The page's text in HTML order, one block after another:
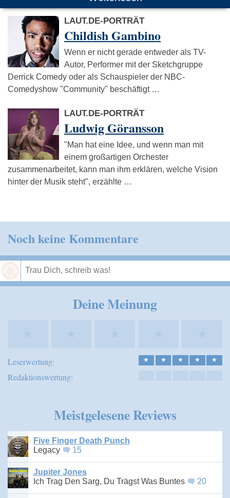
LAUT.DE-PORTRÄT
Childish Gambino
Wenn er nicht gerade entweder als TV-
Autor, Performer mit der Sketchgruppe
Derrick Comedy oder als Schauspieler der NBC-
Comedyshow "Community" beschäftigt …
LAUT.DE-PORTRÄT
Ludwig Göransson
"Man hat eine Idee, und wenn man mit
einem großartigen Orchester
zusammenarbeitet, kann man ihm erklären, welche Vision
hinter der Musik steht", erzählte …
Noch keine Kommentare
Deine Meinung
Leserwertung: ★ ★ ★ ★ ★
Redaktionswertung:
Meistgelesene Reviews
Five Finger Death Punch
Legacy
15
Jupiter Jones
Ich Trag Den Sarg, Du Trägst Was Buntes
20